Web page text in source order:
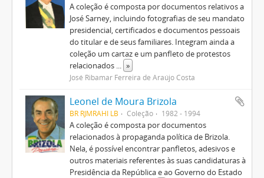
A coleção é composta por documentos relativos a
José Sarney, incluindo fotografias de seu mandato
presidencial, certificados e documentos pessoais
do titular e de seus familiares. Integram ainda a
coleção um cartaz e um panfleto de protestos
relacionados ... »
José Ribamar Ferreira de Araújo Costa
Leonel de Moura Brizola
BR RJMRAHI LB Coleção 1982 - 1994
A coleção é composta por documentos
relacionados à propaganda política de Brizola.
Nela, é possível encontrar panfletos, adesivos e
outros materiais referentes às suas candidaturas à
Presidência da República e ao Governo do Estado